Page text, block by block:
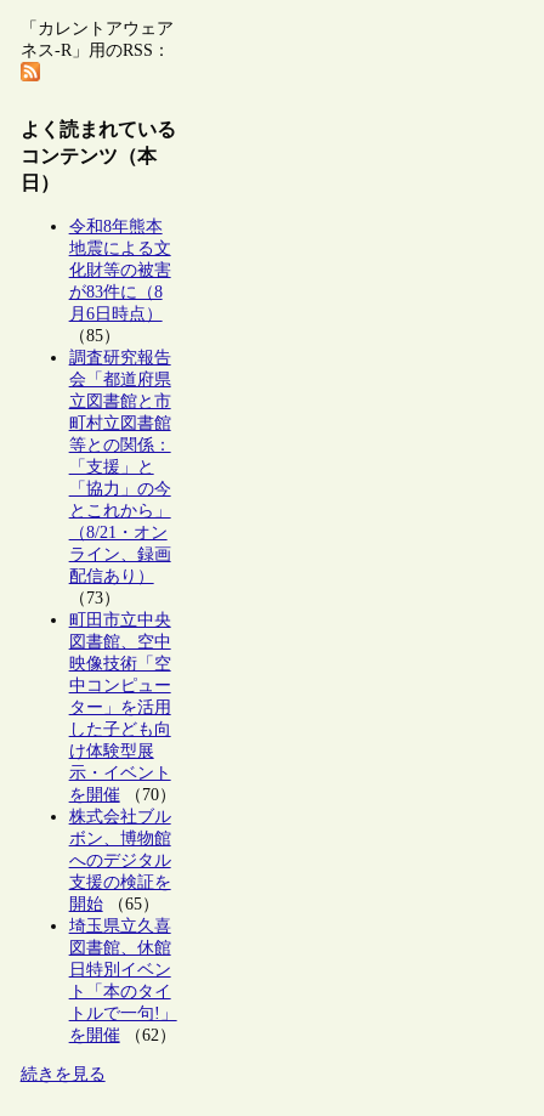
「カレントアウェア
ネス-R」用のRSS：
よく読まれている
コンテンツ（本
日）
令和8年熊本
地震による文
化財等の被害
が83件に（8
月6日時点）
（85）
調査研究報告
会「都道府県
立図書館と市
町村立図書館
等との関係：
「支援」と
「協力」の今
とこれから」
（8/21・オン
ライン、録画
配信あり）
（73）
町田市立中央
図書館、空中
映像技術「空
中コンピュー
ター」を活用
した子ども向
け体験型展
示・イベント
を開催（70）
株式会社ブル
ボン、博物館
へのデジタル
支援の検証を
開始（65）
埼玉県立久喜
図書館、休館
日特別イベン
ト「本のタイ
トルで一句!」
を開催（62）
続きを見る